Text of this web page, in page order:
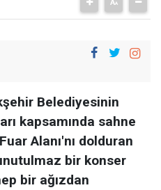
Belediyesinin
kapsamında sahne
Alanı'nı dolduran
bir konser
bir ağızdan